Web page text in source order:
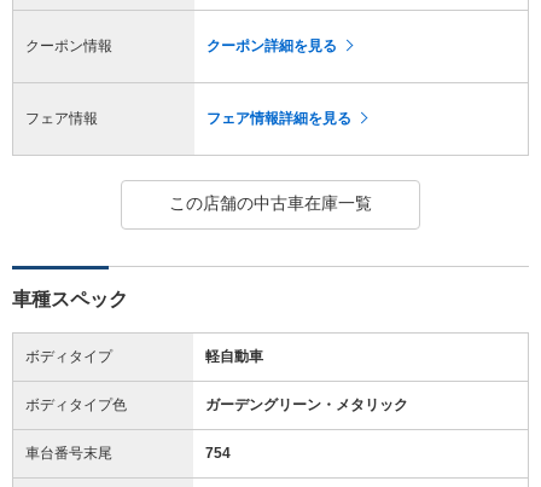
クーポン情報 クーポン詳細を見る
フェア情報 フェア情報詳細を見る
この店舗の中古車在庫一覧
車種スペック
ボディタイプ 軽自動車
ボディタイプ色 ガーデングリーン・メタリック
車台番号末尾 754